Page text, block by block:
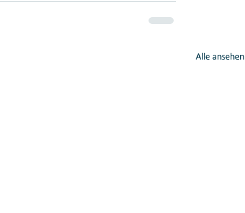
Alle ansehen